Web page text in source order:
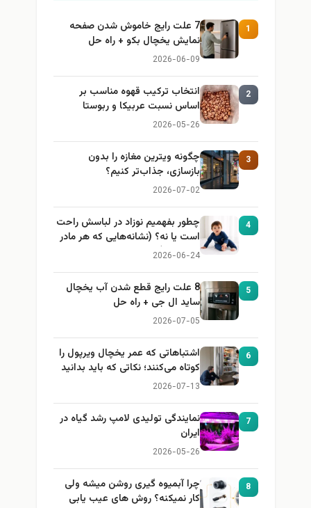
1
7 علت رایج خاموش شدن صفحه
نمایش یخچال بکو + راه حل
2026-06-09
2
انتخاب ترکیب قهوه مناسب بر
اساس نسبت عربیکا و ربوستا
2026-05-26
3
چگونه ویترین مغازه را بدون
بازسازی، جذاب‌تر کنیم؟
2026-07-02
4
چطور بفهمیم نوزاد در لباسش راحت
است یا نه؟ (نشانه‌هایی که هر مادر
باید بداند)
2026-06-24
5
8 علت رایج قطع شدن آب یخچال
ساید ال جی + راه حل
2026-07-05
6
اشتباهاتی که عمر یخچال ویرپول را
کوتاه می‌کنند؛ نکاتی که باید بدانید
2026-07-13
7
نمایندگی تولیدی لامپ رشد گیاه در
ایران
2026-05-26
8
چرا آبمیوه گیری روشن میشه ولی
کار نمیکنه؟ روش های عیب یابی